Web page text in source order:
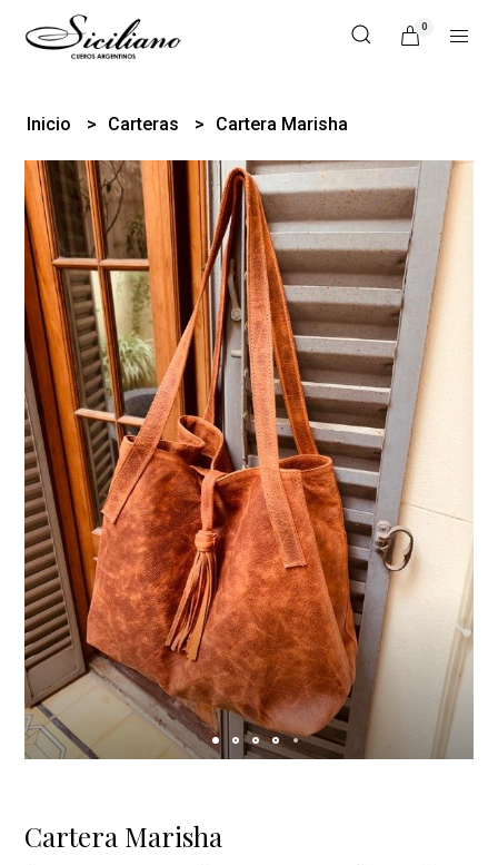
0
Inicio Carteras Cartera Marisha
Cartera Marisha